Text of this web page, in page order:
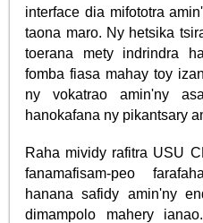
interface dia mifototra
taona maro. Ny hetsika
toerana mety indrindra
fomba fiasa mahay toy
ny vokatrao amin'ny
hanokafana ny pikantsary
Raha mividy rafitra USU
fanamafisam-peo
hanana safidy amin'ny
dimampolo mahery